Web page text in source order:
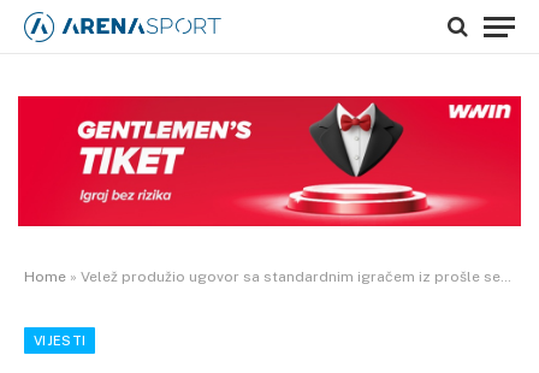
Home » Velež produžio ugovor sa standardnim igračem iz prošle sezone
VIJESTI